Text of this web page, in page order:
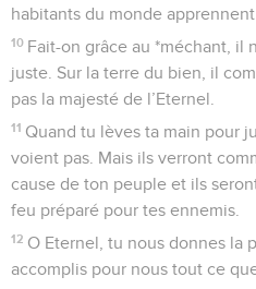
habitants du monde apprennent
10 Fait-on grâce au *méchant, il
juste. Sur la terre du bien, il
pas la majesté de l’Eternel.
11 Quand tu lèves ta main pour
voient pas. Mais ils verront
cause de ton peuple et ils
feu préparé pour tes ennemis.
12 O Eternel, tu nous donnes la
accomplis pour nous tout ce